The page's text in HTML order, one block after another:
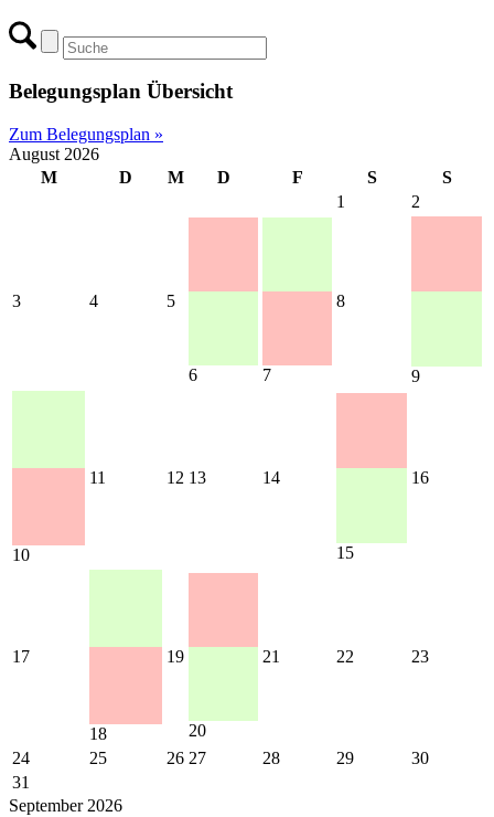
Belegungsplan Übersicht
Zum Belegungsplan »
August 2026
M
D M D F S
S
1
2
3 4 5
6 7
8
9
10
11 12 13 14
15
16
17
18
19
20
21 22 23
24 25 26 27 28 29
30
31
September 2026